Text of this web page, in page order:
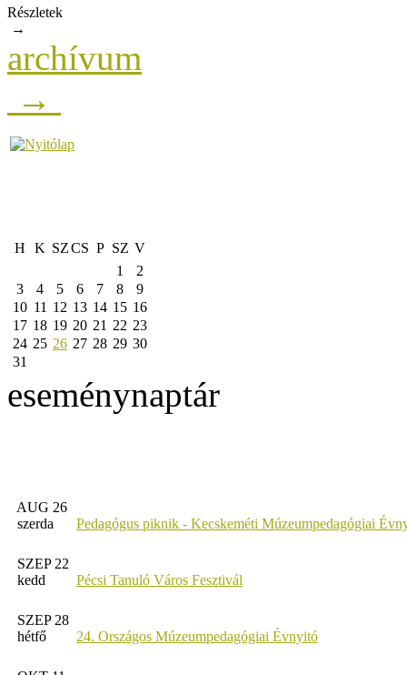
Részletek
→
archívum
→
H K SZCS P SZ V
1
2
3
4 5 6 7 8
9
10 11 12 13 14 15 16
17 18 19 20 21 22 23
24 25 26 27 28 29 30
31
eseménynaptár
AUG 26
szerda
Pedagógus piknik - Kecskeméti Múzeumpedagógiai
SZEP 22
kedd
Pécsi Tanuló Város Fesztivál
SZEP 28
hétfő
24. Országos Múzeumpedagógiai Évnyitó